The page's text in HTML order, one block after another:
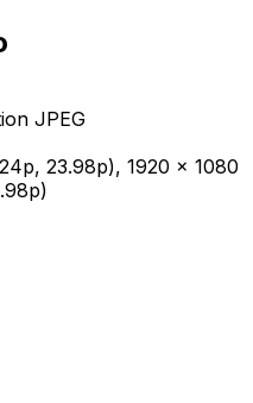
JPEG
23.98p), 1920 x 1080